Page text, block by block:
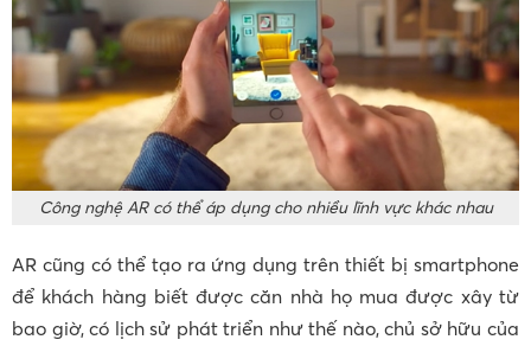
Công nghệ AR có thể áp dụng cho nhiều lĩnh vực khác nhau
AR cũng có thể tạo ra ứng dụng trên thiết bị smartphone
để khách hàng biết được căn nhà họ mua được xây từ
bao giờ, có lịch sử phát triển như thế nào, chủ sở hữu của